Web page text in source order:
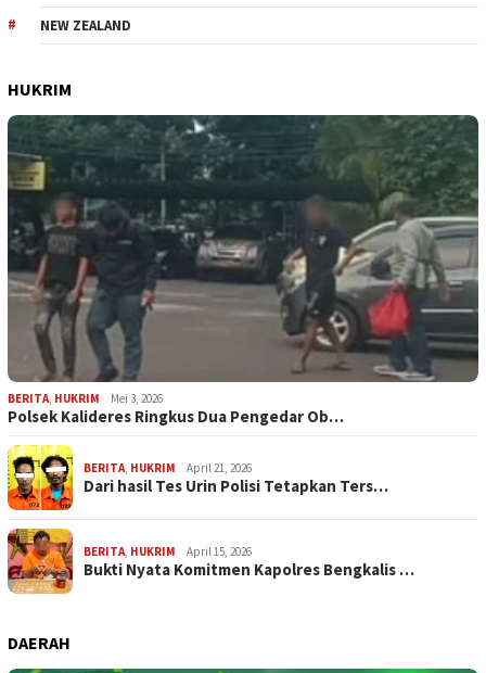
NEW ZEALAND
HUKRIM
BERITA, HUKRIM Mei 3, 2026
Polsek Kalideres Ringkus Dua Pengedar Ob…
BERITA, HUKRIM April 21, 2026
Dari hasil Tes Urin Polisi Tetapkan Ters…
BERITA, HUKRIM April 15, 2026
Bukti Nyata Komitmen Kapolres Bengkalis …
DAERAH